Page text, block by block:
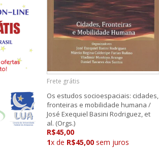
Frete grátis
Os estudos socioespaciais: cidades,
fronteiras e mobilidade humana /
José Exequiel Basini Rodriguez, et
al. (Orgs.)
R$45,00
1x de R$45,00 sem juros